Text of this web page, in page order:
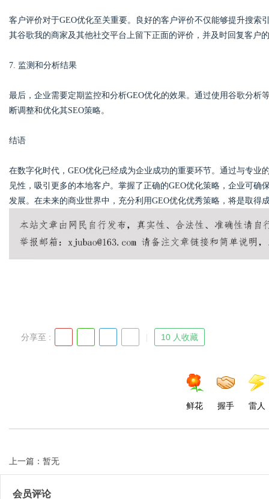
客户评价对于GEO优化至关重要。良好的客户评价不仅能够提升搜
其谷歌我的商家及其他社交平台上留下正面的评价，并及时回复客户
7. 监测和分析结果
最后，企业需要定期监控和分析GEO优化的效果。通过使用谷歌分
断调整和优化其SEO策略。
结语
在数字化时代，GEO优化已经成为企业成功的重要环节。通过与专业
见性，吸引更多的本地客户。掌握了正确的GEO优化策略，企业可
发展。在未来的商业世界中，充分利用GEO优化优秀策略，将是取得
分享至 : 10 人收藏
鲜花 握手 雷人
上一篇：暂无
会员评论